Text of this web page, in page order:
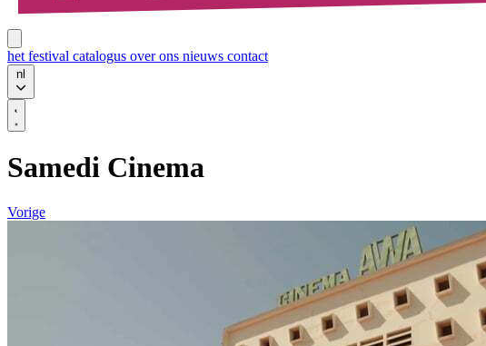
het festival catalogus over ons nieuws contact
nl
Samedi Cinema
Vorige